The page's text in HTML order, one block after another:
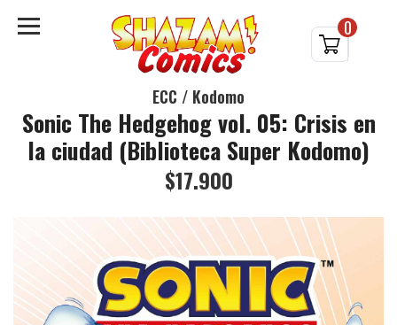
0
ECC / Kodomo
Sonic The Hedgehog vol. 05: Crisis en
la ciudad (Biblioteca Super Kodomo)
$17.900